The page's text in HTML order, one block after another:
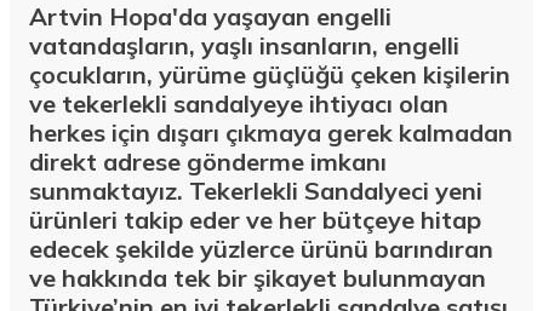
Artvin Hopa'da yaşayan engelli
vatandaşların, yaşlı insanların, engelli
çocukların, yürüme güçlüğü çeken kişilerin
ve tekerlekli sandalyeye ihtiyacı olan
herkes için dışarı çıkmaya gerek kalmadan
direkt adrese gönderme imkanı
sunmaktayız. Tekerlekli Sandalyeci yeni
ürünleri takip eder ve her bütçeye hitap
edecek şekilde yüzlerce ürünü barındıran
ve hakkında tek bir şikayet bulunmayan